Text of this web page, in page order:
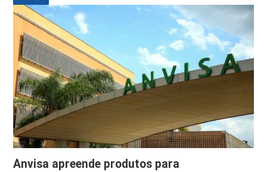
Anvisa apreende produtos para